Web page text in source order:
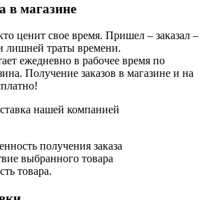
в магазине
ценит свое время. Пришел – заказал –
лишней траты времени.
ежедневно в рабочее время по
Получение заказов в магазине и на
нашей компанией
получения заказа
выбранного товара
товара.